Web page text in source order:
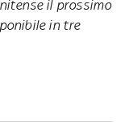
il prossimo
in tre